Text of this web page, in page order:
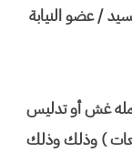
/ عضو النيابة
غش أو تدليس
مهني جسيم ( م / 494/1 مرافعات ) وذلك وذلك